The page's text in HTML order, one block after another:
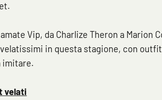
Vip, da Charlize Theron a Marion
in questa stagione, con
imitare.
velati